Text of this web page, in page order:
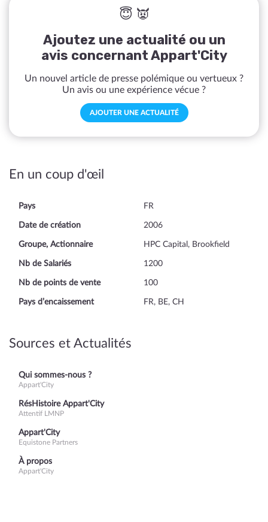
😇 👿
Ajoutez une actualité ou un
avis concernant Appart'City
Un nouvel article de presse polémique ou vertueux ?
Un avis ou une expérience vécue ?
AJOUTER UNE ACTUALITÉ
En un coup d'œil
Pays FR
Date de création 2006
Groupe, Actionnaire HPC Capital, Brookfield
Nb de Salariés 1200
Nb de points de vente 100
Pays d’encaissement FR, BE, CH
Sources et Actualités
Qui sommes-nous ?
Appart'City
RésHistoire Appart'City
Attentif LMNP
Appart'City
Equistone Partners
À propos
Appart'City